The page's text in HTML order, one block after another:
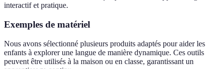
interactif et pratique.
Exemples de matériel
Nous avons sélectionné plusieurs produits adaptés pour aider les
enfants à explorer une langue de manière dynamique. Ces outils
peuvent être utilisés à la maison ou en classe, garantissant un